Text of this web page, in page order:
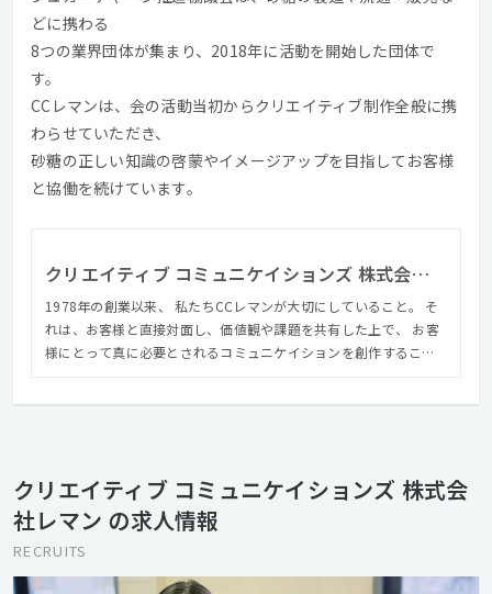
どに携わる
8つの業界団体が集まり、2018年に活動を開始した団体で
す。
CCレマンは、会の活動当初からクリエイティブ制作全般に携
わらせていただき、
砂糖の正しい知識の啓蒙やイメージアップを目指してお客様
と協働を続けています。
クリエイティブ コミュニケイションズ 株式会社
レマン
1978年の創業以来、 私たちCCレマンが大切にしていること。 そ
れは、お客様と直接対面し、価値観や課題を共有した上で、 お客
様にとって真に必要とされるコミュニケイションを創作するこ
社の立地 JR渋谷駅から徒歩５分強。JR渋谷駅と地下鉄表参道駅
のほぼ中間地点にあり、 便利でありながら落ち着いた場所にあ
ります。 ■建物 歴史を重ねたデザインビル。開口の多い明るい
職場です。 ■会社の雰囲気 日々、ナショナルクライアント様
に、パートナーとして接している会社らしく、 どちらかという
クリエイティブ コミュニケイションズ 株式会
社レマン の求人情報
RECRUITS